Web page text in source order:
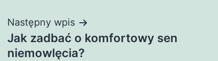
Następny wpis
Jak zadbać o komfortowy sen
niemowlęcia?